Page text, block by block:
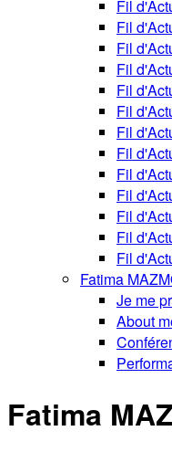
Fil
Fil
Fil
Fil
Fil
Fil
Fil
Fil
Fil
Fil
Fil
Fil
Fil
Fatima
Je me
About
Fatima